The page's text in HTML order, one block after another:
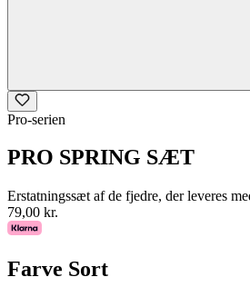
Pro-serien
PRO SPRING SÆT
Erstatningssæt af de fjedre, der leveres
79,00 kr.
Farve Sort